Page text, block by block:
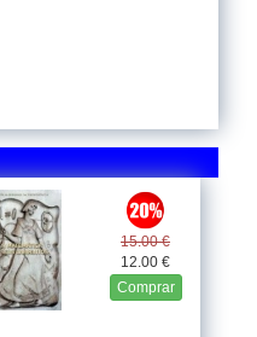
15.00 €
12.00 €
Comprar